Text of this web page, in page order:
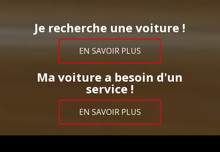
Je recherche une voiture !
EN SAVOIR PLUS
Ma voiture a besoin d'un
service !
EN SAVOIR PLUS